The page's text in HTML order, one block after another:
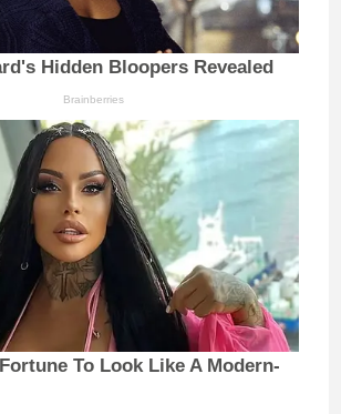
Hidden Bloopers Revealed
Brainberries
To Look Like A Modern-